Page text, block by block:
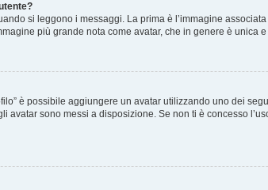
si leggono i messaggi. La prima è l’immagine
più grande nota come avatar, che in genere è unica
è possibile aggiungere un avatar utilizzando uno dei
avatar sono messi a disposizione. Se non ti è concesso